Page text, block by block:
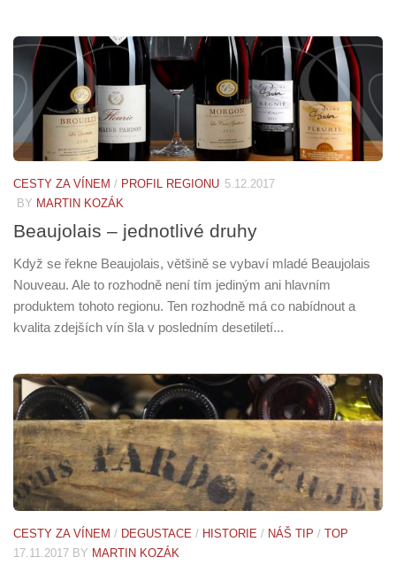
CESTY ZA VÍNEM / PROFIL REGIONU 5.12.2017
BY MARTIN KOZÁK
Beaujolais – jednotlivé druhy
Když se řekne Beaujolais, většině se vybaví mladé Beaujolais
Nouveau. Ale to rozhodně není tím jediným ani hlavním
produktem tohoto regionu. Ten rozhodně má co nabídnout a
kvalita zdejších vín šla v posledním desetiletí...
CESTY ZA VÍNEM / DEGUSTACE / HISTORIE / NÁŠ TIP / TOP
17.11.2017 BY MARTIN KOZÁK